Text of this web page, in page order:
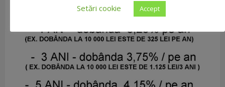
Setări cookie
Accept